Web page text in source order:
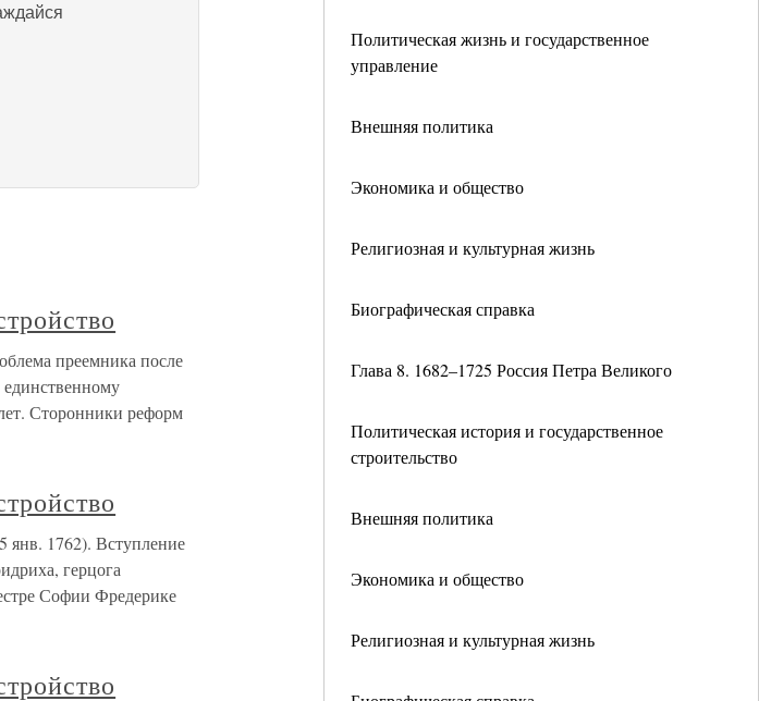
Политическая жизнь и государственное
управление
Внешняя политика
Экономика и общество
Религиозная и культурная жизнь
Биографическая справка
Глава 8. 1682–1725 Россия Петра Великого
Политическая история и государственное
строительство
Внешняя политика
Экономика и общество
Религиозная и культурная жизнь
преемника после
Сторонники реформ
янв. 1762). Вступление
герцога
Софии Фредерике